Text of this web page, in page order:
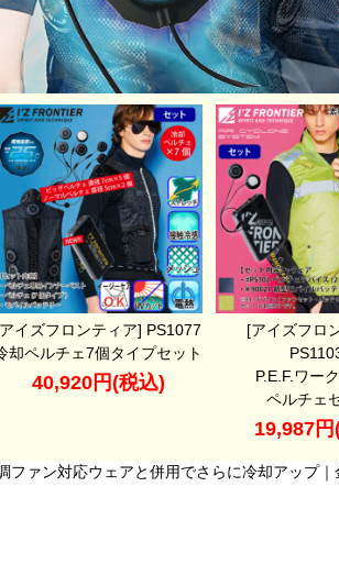
イズフロンティア] PS1077
却ペルチェ7個タイプセット
40,920円(税込)
[アイズフロ
P.E.F.ワー
ペルチェ
19,987円
ファン対応ウェアと併用でさらに冷却アップ｜